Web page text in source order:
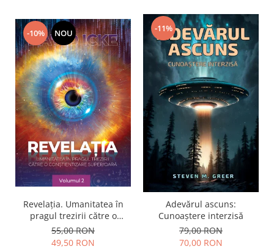
-10% NOU
Revelația. Umanitatea în
pragul trezirii către o
conştientizare superioară,
volumul 2
55,00 RON
49,50 RON
-11%
Adevărul ascuns:
Cunoaștere interzisă
79,00 RON
70,00 RON